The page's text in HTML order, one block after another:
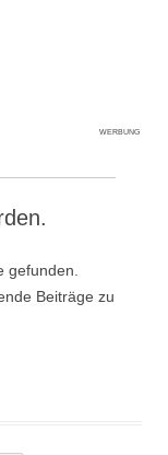
WERBUNG
gefunden.
Beiträge zu